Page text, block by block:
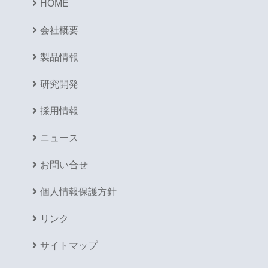
HOME
会社概要
製品情報
研究開発
採用情報
ニュース
お問い合せ
個人情報保護方針
リンク
サイトマップ